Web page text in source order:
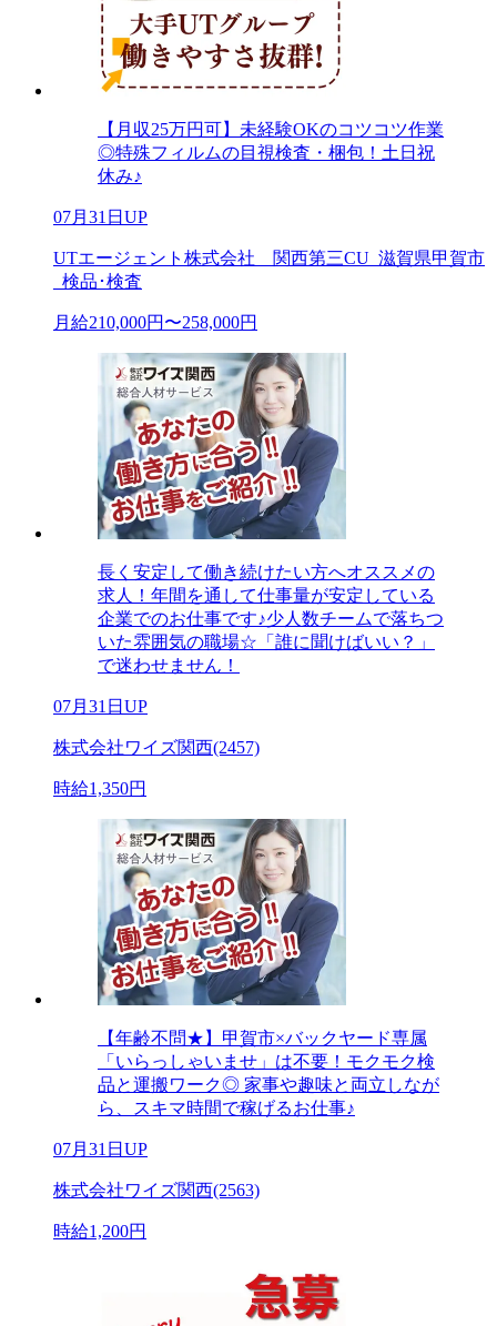
【月収25万円可】未経験OKのコツコツ作業
◎特殊フィルムの目視検査・梱包！土日祝
休み♪
07月31日UP
UTエージェント株式会社 関西第三CU_滋賀県甲賀市
_検品･検査
月給210,000円〜258,000円
長く安定して働き続けたい方へオススメの
求人！年間を通して仕事量が安定している
企業でのお仕事です♪少人数チームで落ちつ
いた雰囲気の職場☆「誰に聞けばいい？」
で迷わせません！
07月31日UP
株式会社ワイズ関西(2457)
時給1,350円
【年齢不問★】甲賀市×バックヤード専属
「いらっしゃいませ」は不要！モクモク検
品と運搬ワーク◎ 家事や趣味と両立しなが
ら、スキマ時間で稼げるお仕事♪
07月31日UP
株式会社ワイズ関西(2563)
時給1,200円